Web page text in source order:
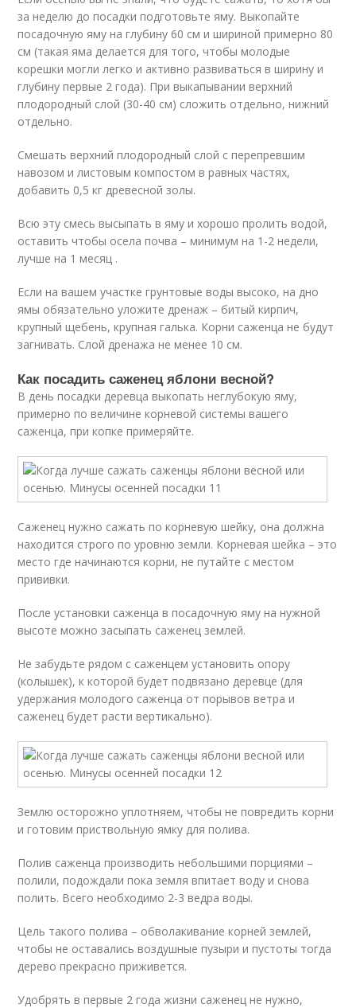
за неделю до посадки подготовьте яму. Выкопайте
посадочную яму на глубину 60 см и шириной примерно 80
см (такая яма делается для того, чтобы молодые
корешки могли легко и активно развиваться в ширину и
глубину первые 2 года). При выкапывании верхний
плодородный слой (30-40 см) сложить отдельно, нижний
отдельно.
Смешать верхний плодородный слой с перепревшим
навозом и листовым компостом в равных частях,
добавить 0,5 кг древесной золы.
Всю эту смесь высыпать в яму и хорошо пролить водой,
оставить чтобы осела почва – минимум на 1-2 недели,
лучше на 1 месяц .
Если на вашем участке грунтовые воды высоко, на дно
ямы обязательно уложите дренаж – битый кирпич,
крупный щебень, крупная галька. Корни саженца не будут
загнивать. Слой дренажа не менее 10 см.
Как посадить саженец яблони весной?
В день посадки деревца выкопать неглубокую яму,
примерно по величине корневой системы вашего
саженца, при копке примеряйте.
Саженец нужно сажать по корневую шейку, она должна
находится строго по уровню земли. Корневая шейка – это
место где начинаются корни, не путайте с местом
прививки.
После установки саженца в посадочную яму на нужной
высоте можно засыпать саженец землей.
Не забудьте рядом с саженцем установить опору
(колышек), к которой будет подвязано деревце (для
удержания молодого саженца от порывов ветра и
саженец будет расти вертикально).
Землю осторожно уплотняем, чтобы не повредить корни
и готовим приствольную ямку для полива.
Полив саженца производить небольшими порциями –
полили, подождали пока земля впитает воду и снова
полить. Всего необходимо 2-3 ведра воды.
Цель такого полива – обволакивание корней землей,
чтобы не оставались воздушные пузыри и пустоты тогда
дерево прекрасно приживется.
Удобрять в первые 2 года жизни саженец не нужно,